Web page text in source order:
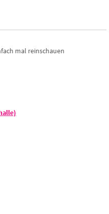
mal reinschauen